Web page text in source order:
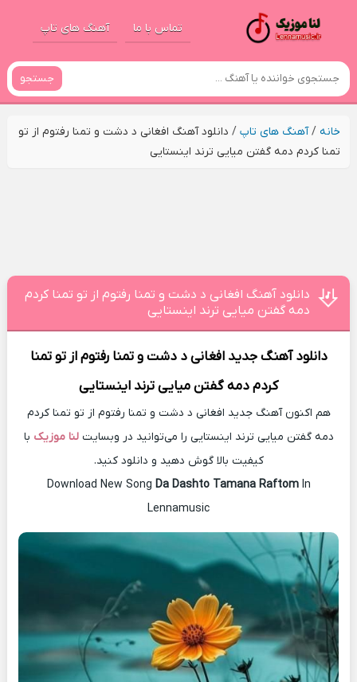
تماس با ما آهنگ های تاپ
جستجو
خانه/آهنگ های تاپ/ دانلود آهنگ افغانی د دشت و تمنا رفتوم از تو
تمنا کردم دمه گفتن میایی ترند اینستایی
دانلود آهنگ افغانی د دشت و تمنا رفتوم از تو تمنا کردم
دمه گفتن میایی ترند اینستایی
دانلود آهنگ جدید افغانی د دشت و تمنا رفتوم از تو تمنا
کردم دمه گفتن میایی ترند اینستایی
هم اکنون آهنگ جدید افغانی د دشت و تمنا رفتوم از تو تمنا کردم
دمه گفتن میایی ترند اینستایی را می‌توانید در وبسایتلنا موزیک با
کیفیت بالا گوش دهید و دانلود کنید.
Download New Song Da Dashto Tamana RaftomIn
Lennamusic